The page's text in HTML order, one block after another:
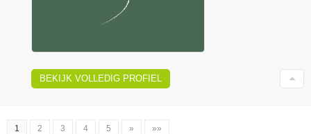
BEKIJK VOLLEDIG PROFIEL
1 2 3 4 5 » »»